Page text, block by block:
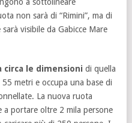
non sarà di “Rimini”, ma di
visibile da Gabicce Mare
circa le dimensioni di quella
55 metri e occupa una base di
La nuova ruota
a portare oltre 2 mila persone